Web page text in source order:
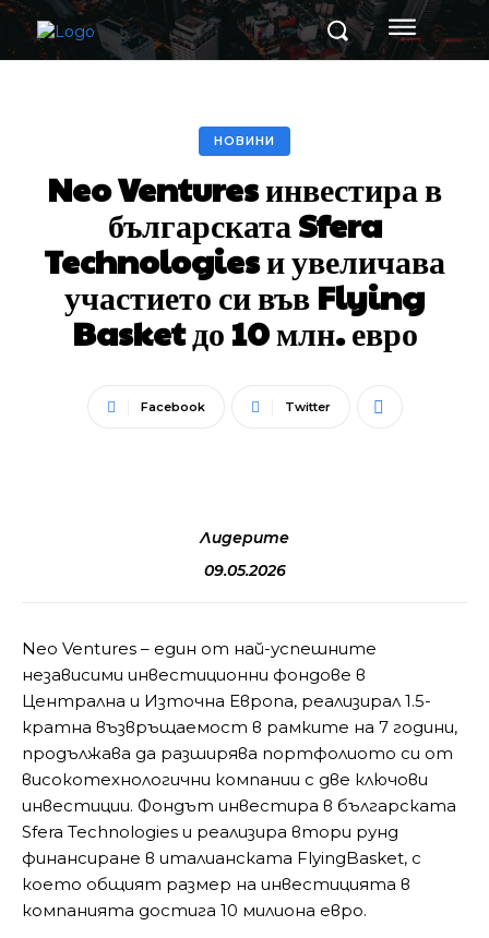
НОВИНИ
Neo Ventures инвестира в
българската Sfera
Technologies и увеличава
участието си във Flying
Basket до 10 млн. евро
Facebook Twitter
Лидерите
09.05.2026
Neo Ventures – един от най-успешните
независими инвестиционни фондове в
Централна и Източна Европа, реализирал 1.5-
кратна възвръщаемост в рамките на 7 години,
продължава да разширява портфолиото си от
високотехнологични компании с две ключови
инвестиции. Фондът инвестира в българската
Sfera Technologies и реализира втори рунд
финансиране в италианската FlyingBasket, с
което общият размер на инвестицията в
компанията достига 10 милиона евро.